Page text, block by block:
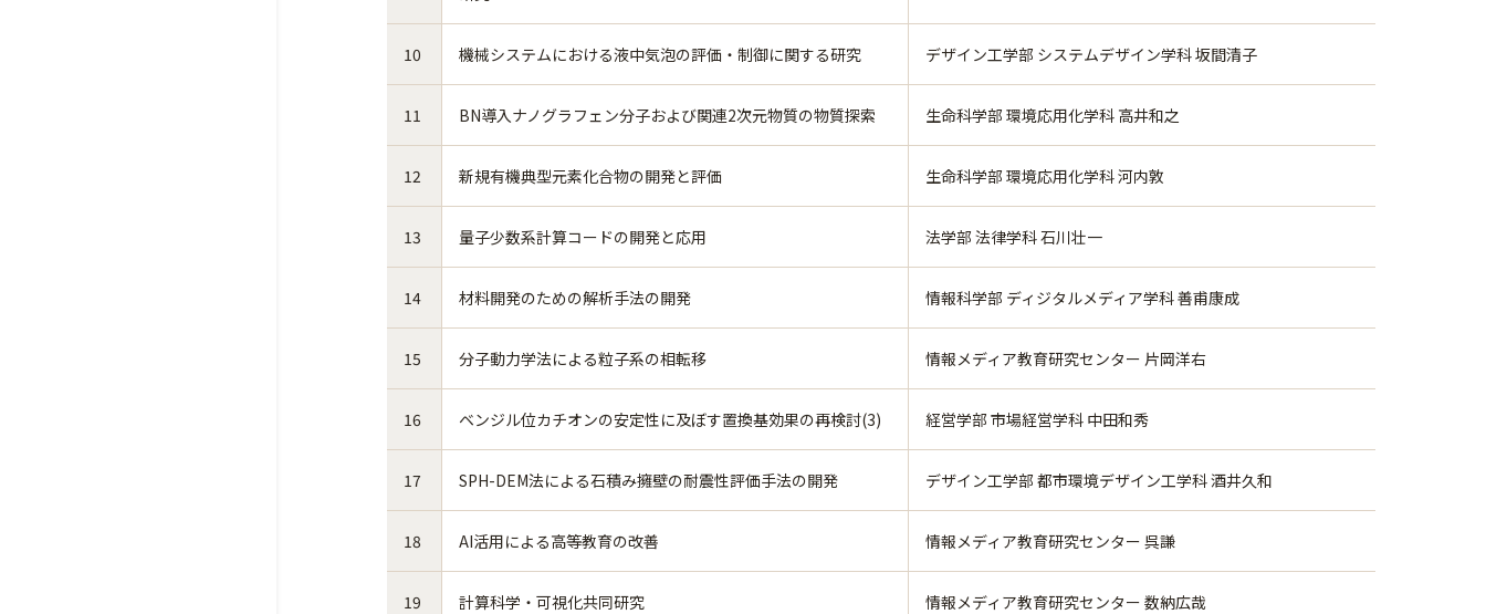
10 機械システムにおける液中気泡の評価・制御に関する研究 デザイン工学部 システムデザイン学科 坂間清子
11 BN導入ナノグラフェン分子および関連2次元物質の物質探索 生命科学部 環境応用化学科 高井和之
12 新規有機典型元素化合物の開発と評価 生命科学部 環境応用化学科 河内敦
13 量子少数系計算コードの開発と応用 法学部 法律学科 石川壮一
14 材料開発のための解析手法の開発 情報科学部 ディジタルメディア学科 善甫康成
15 分子動力学法による粒子系の相転移 情報メディア教育研究センター 片岡洋右
16 ベンジル位カチオンの安定性に及ぼす置換基効果の再検討(3) 経営学部 市場経営学科 中田和秀
17 SPH-DEM法による石積み擁壁の耐震性評価手法の開発 デザイン工学部 都市環境デザイン工学科 酒井久和
18 AI活用による高等教育の改善 情報メディア教育研究センター 呉謙
19 計算科学・可視化共同研究 情報メディア教育研究センター 数納広哉